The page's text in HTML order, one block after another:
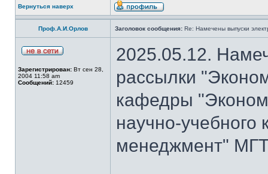
Вернуться наверх
Проф.А.И.Орлов Заголовок сообщения: Re: Намечены выпуски
Зарегистрирован: Вт сен 28,
2004 11:58 am
Сообщений: 12459
2025.05.12.
рассылки
кафедры
научно-
менеджмент"